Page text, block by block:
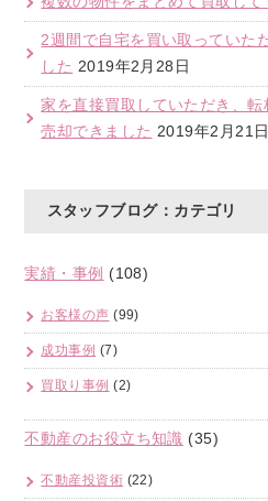
2週間で自宅を買い取っていた
した 2019年2月28日
家を直接買取していただき、
売却できました 2019年2月21日
スタッフブログ：カテゴリ
実績・事例 (108)
お客様の声 (99)
成功事例 (7)
買取り事例 (2)
不動産のお役立ち知識 (35)
不動産投資術 (22)